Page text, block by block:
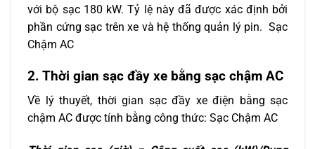
với bộ sạc 180 kW. Tỷ lệ này đã được xác định bởi
phần cứng sạc trên xe và hệ thống quản lý pin. Sạc
Chậm AC
2. Thời gian sạc đầy xe bằng sạc chậm AC
Về lý thuyết, thời gian sạc đầy xe điện bằng sạc
chậm AC được tính bằng công thức: Sạc Chậm AC